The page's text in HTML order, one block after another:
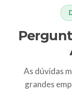
As dúvidas
grandes